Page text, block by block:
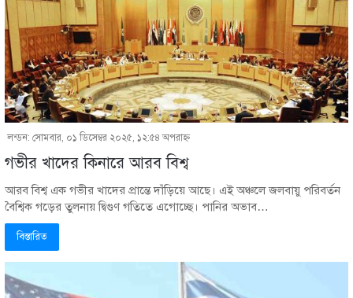
লন্ডন: সোমবার, ০১ ডিসেম্বর ২০২৫, ১২:৫৪ অপরাহ্ণ
গভীর খাদের কিনারে আরব বিশ্ব
আরব বিশ্ব এক গভীর খাদের প্রান্তে দাঁড়িয়ে আছে। এই অঞ্চলে জলবায়ু পরিবর্তন
বৈশ্বিক গড়ের তুলনায় দ্বিগুণ গতিতে এগোচ্ছে। পানির অভাব…
বিস্তারিত